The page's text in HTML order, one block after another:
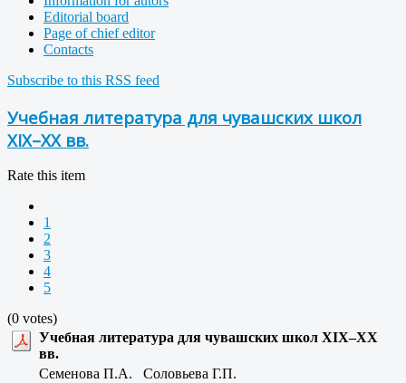
Editorial board
Page of chief editor
Contacts
Subscribe to this RSS feed
Учебная литература для чувашских школ
XIX–XX вв.
Rate this item
1
2
3
4
5
(0 votes)
Учебная литература для чувашских школ XIX–XX
вв.
Семенова П.А. Соловьева Г.П.